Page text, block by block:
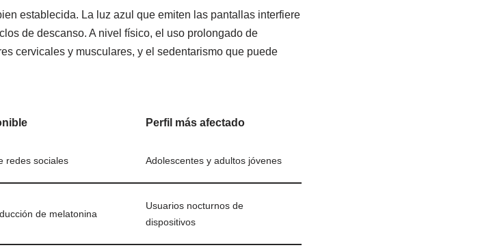
establecida. La luz azul que emiten las pantallas interfiere
de descanso. A nivel físico, el uso prolongado de
cervicales y musculares, y el sedentarismo que puede
Perfil más afectado
redes sociales Adolescentes y adultos jóvenes
de melatonina
Usuarios nocturnos de
dispositivos